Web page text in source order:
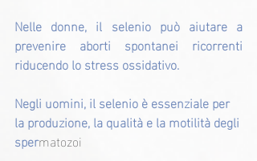
Nelle donne, il selenio può aiutare a
prevenire aborti spontanei ricorrenti
riducendo lo stress ossidativo.
Negli uomini, il selenio è essenziale per
la produzione, la qualità e la motilità degli
spermatozoi